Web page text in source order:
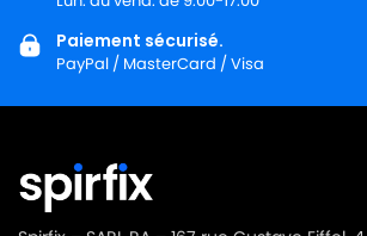
BOSCH
BOSCH BBZ 8 AF TYP G
BOSCH
BOSCH BBZ2 TYP D/F
BOSCH
BOSCH BBZ4 TYP F/A
BOSCH
BOSCH BBZ41 FGALL
Paiement sécurisé.
PayPal / MasterCard / Visa